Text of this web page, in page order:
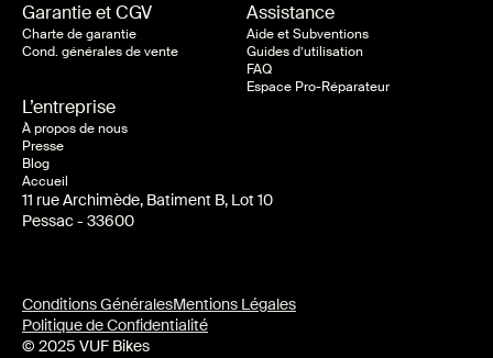
Garantie et CGV
Charte de garantie
Cond. générales de vente
Assistance
Aide et Subventions
Guides d’utilisation
FAQ
Espace Pro-Réparateur
L’entreprise
À propos de nous
Presse
Blog
Accueil
11 rue Archimède, Batiment B, Lot 10
Pessac - 33600
Conditions GénéralesMentions Légales
Politique de Confidentialité
© 2025 VUF Bikes